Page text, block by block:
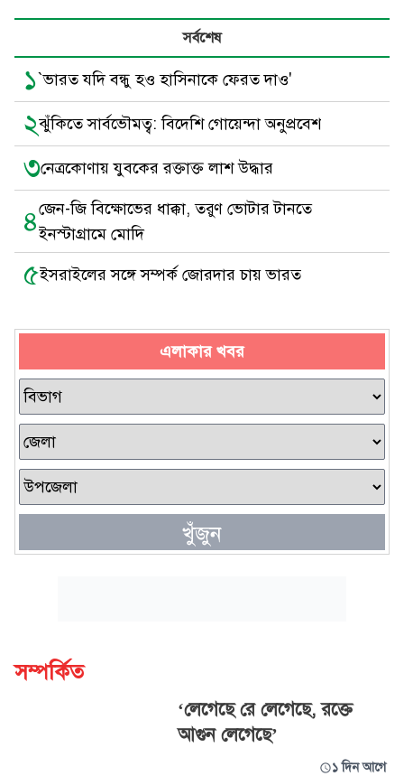
সর্বশেষ
১`ভারত যদি বন্ধু হও হাসিনাকে ফেরত দাও'
২ঝুঁকিতে সার্বভৌমত্ব: বিদেশি গোয়েন্দা অনুপ্রবেশ
৩নেত্রকোণায় যুবকের রক্তাক্ত লাশ উদ্ধার
৪জেন-জি বিক্ষোভের ধাক্কা, তরুণ ভোটার টানতে
ইনস্টাগ্রামে মোদি
৫ইসরাইলের সঙ্গে সম্পর্ক জোরদার চায় ভারত
এলাকার খবর
খুঁজুন
সম্পর্কিত
‘লেগেছে রে লেগেছে, রক্তে
আগুন লেগেছে’
১ দিন আগে